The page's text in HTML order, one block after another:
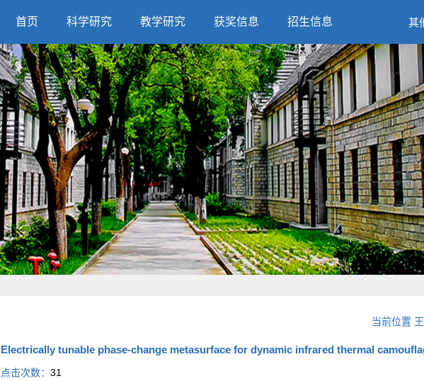
首页 科学研究 教学研究 获奖信息 招生信息 其
当前位置
Electrically tunable phase-change metasurface for dynamic infrared thermal
点击次数： 31